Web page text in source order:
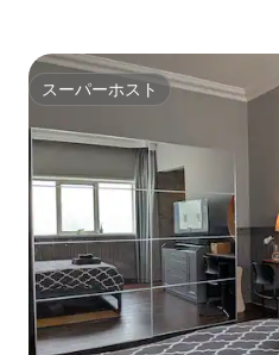
スーパーホスト
スーパーホスト